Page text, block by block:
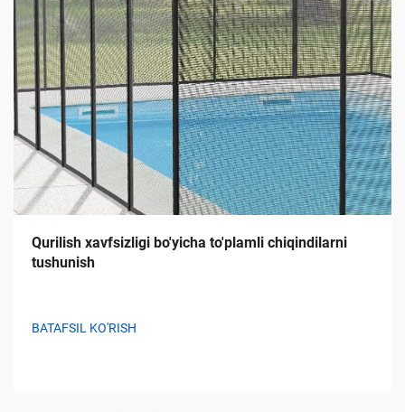
Qurilish xavfsizligi bo'yicha to'plamli chiqindilarni
tushunish
BATAFSIL KO'RISH